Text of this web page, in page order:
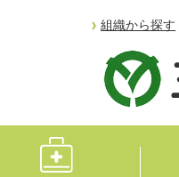
組織から探す